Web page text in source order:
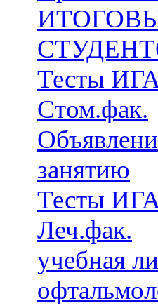
Тесты
Стом.фак.
занятию
Тесты
Леч.фак.
учебная